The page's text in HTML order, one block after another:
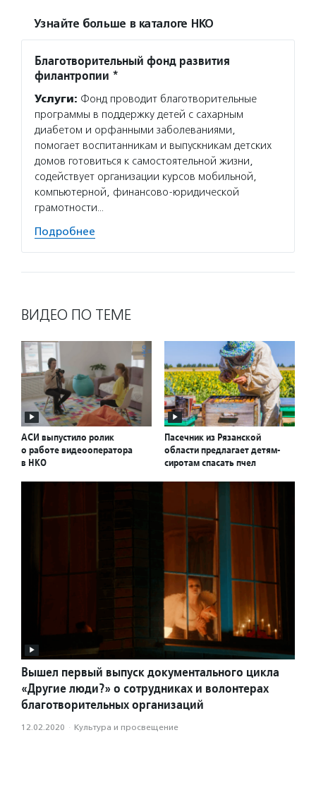
Узнайте больше в каталоге НКО
Благотворительный фонд развития
филантропии *
Услуги: Фонд проводит благотворительные
программы в поддержку детей с сахарным
диабетом и орфанными заболеваниями,
помогает воспитанникам и выпускникам детских
домов готовиться к самостоятельной жизни,
содействует организации курсов мобильной,
компьютерной, финансово-юридической
грамотности…
Подробнее
ВИДЕО ПО ТЕМЕ
АСИ выпустило ролик
о работе видеооператора
в НКО
Пасечник из Рязанской
области предлагает детям-
сиротам спасать пчел
Вышел первый выпуск документального цикла
«Другие люди?» о сотрудниках и волонтерах
благотворительных организаций
12.02.2020 · Культура и просвещение